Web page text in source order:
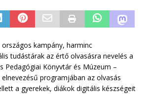
kampány, harminc
tudástárak az értő olvasásra nevelés a
Pedagógiai Könyvtár és Múzeum –
programjában az olvasás
a gyerekek, diákok digitális készségeit